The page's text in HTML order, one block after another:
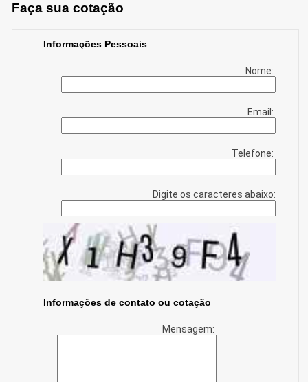
Faça sua cotação
Informações Pessoais
Nome:
Email:
Telefone:
Digite os caracteres abaixo:
Informações de contato ou cotação
Mensagem: